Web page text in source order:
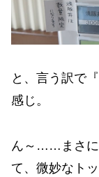
と、言う訳で
感じ。
ん～……まさに
て、微妙なト